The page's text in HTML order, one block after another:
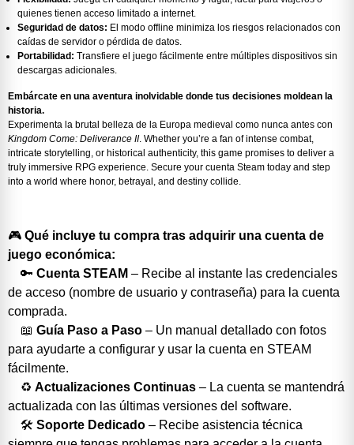
quienes tienen acceso limitado a internet.
Seguridad de datos: El modo offline minimiza los riesgos relacionados con
caídas de servidor o pérdida de datos.
Portabilidad: Transfiere el juego fácilmente entre múltiples dispositivos sin
descargas adicionales.
Embárcate en una aventura inolvidable donde tus decisiones moldean la
historia.
Experimenta la brutal belleza de la Europa medieval como nunca antes con
Kingdom Come: Deliverance II. Whether you’re a fan of intense combat,
intricate storytelling, or historical authenticity, this game promises to deliver a
truly immersive RPG experience. Secure your cuenta Steam today and step
into a world where honor, betrayal, and destiny collide.
🎮 Qué incluye tu compra tras adquirir una cuenta de
juego económica:
🔑 Cuenta STEAM – Recibe al instante las credenciales
de acceso (nombre de usuario y contraseña) para la cuenta
comprada.
📖 Guía Paso a Paso – Un manual detallado con fotos
para ayudarte a configurar y usar la cuenta en STEAM
fácilmente.
♻️ Actualizaciones Continuas – La cuenta se mantendrá
actualizada con las últimas versiones del software.
🛠️ Soporte Dedicado – Recibe asistencia técnica